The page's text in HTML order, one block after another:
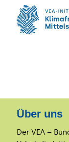
Über uns
Der VEA –